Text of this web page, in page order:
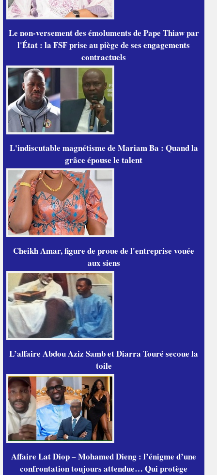
Le non-versement des émoluments de Pape Thiaw par
l'État : la FSF prise au piège de ses engagements
contractuels
L'indiscutable magnétisme de Mariam Ba : Quand la
grâce épouse le talent
Cheikh Amar, figure de proue de l'entreprise vouée
aux siens
L’affaire Abdou Aziz Samb et Diarra Touré secoue la
toile
Affaire Lat Diop – Mohamed Dieng : l’énigme d’une
confrontation toujours attendue… Qui protège